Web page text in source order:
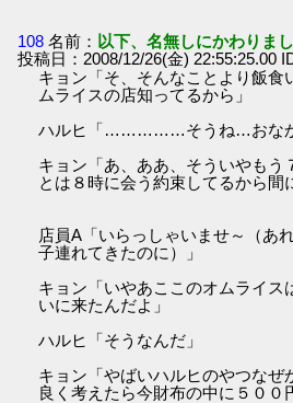
108 名前： 以下、名無しにかわりま
投稿日：2008/12/26(金) 22:55:25.00
キョン「そ、そんなことより飯食
ムライスの店知ってるから」
ハルヒ「……………そうね…おなか
キョン「あ、ああ、そういやもう
とは８時に会う約束してるから間
店員A「いらっしゃいませ～（あ
子連れてきたのに）」
キョン「いやあここのオムライス
いに来たんだよ」
ハルヒ「そうなんだ」
キョン「やばいハルヒのやつな
良く考えたら今財布の中に５００